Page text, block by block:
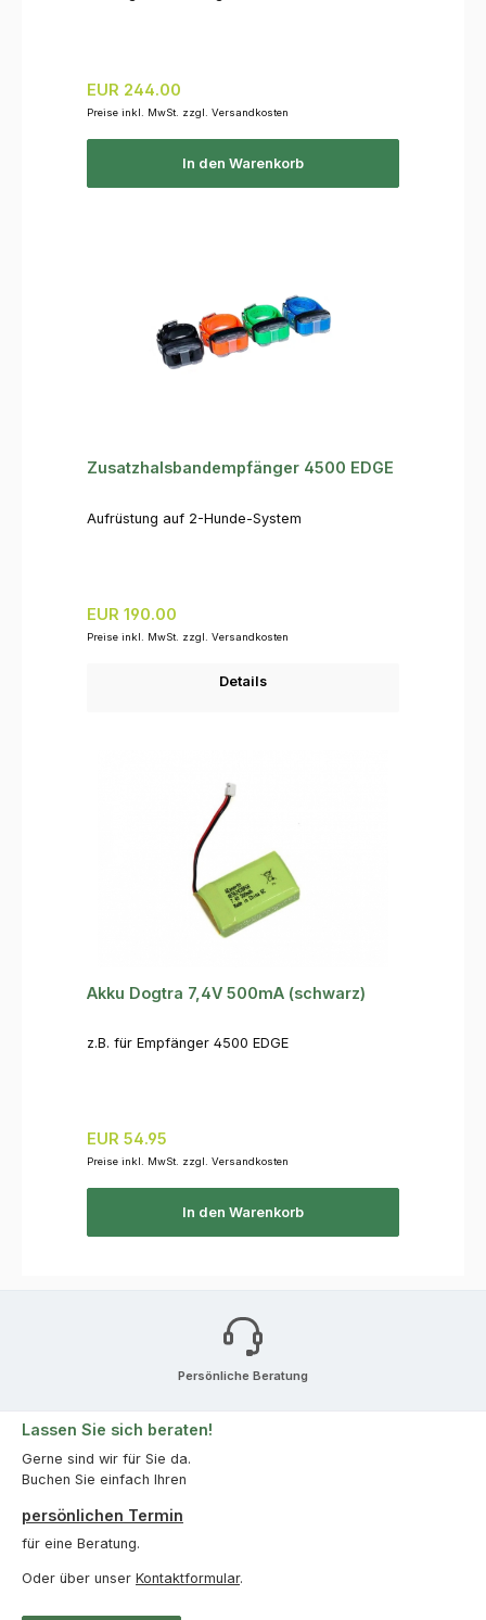
Regulärer Preis:
EUR 244.00
Preise inkl. MwSt. zzgl. Versandkosten
In den Warenkorb
Zusatzhalsbandempfänger 4500 EDGE
Aufrüstung auf 2-Hunde-System
Regulärer Preis:
EUR 190.00
Preise inkl. MwSt. zzgl. Versandkosten
Details
Akku Dogtra 7,4V 500mA (schwarz)
z.B. für Empfänger 4500 EDGE
Regulärer Preis:
EUR 54.95
Preise inkl. MwSt. zzgl. Versandkosten
In den Warenkorb
Persönliche Beratung
Lassen Sie sich beraten!
Gerne sind wir für Sie da.
Buchen Sie einfach Ihren
persönlichen Termin
für eine Beratung.
Oder über unser Kontaktformular.